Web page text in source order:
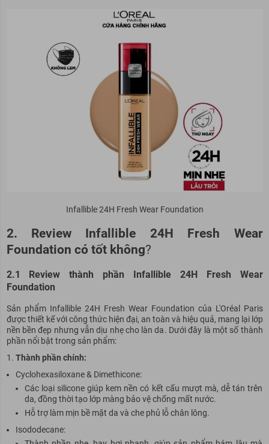
Infallible 24H Fresh Wear Foundation
2. Review Infallible 24H Fresh Wear
Foundation có tốt không?
2.1 Review thành phần Infallible 24H Fresh Wear
Foundation
Sản phẩm Infallible 24H Fresh Wear Foundation của L'Oréal Paris
được thiết kế với công thức hiện đại, an toàn và hiệu quả, mang lại lớp
nền bền đẹp nhưng vẫn dịu nhẹ cho làn da. Dưới đây là một số thành
phần nổi bật trong sản phẩm:
Thành phần chính:
Cyclohexasiloxane & Dimethicone:
Các loại silicone giúp kem nền có kết cấu mượt mà, dễ tán trên
da, đồng thời tạo lớp màng bảo vệ chống mất nước.
Hỗ trợ làm mịn bề mặt da và che phủ lỗ chân lông.
Isododecane: